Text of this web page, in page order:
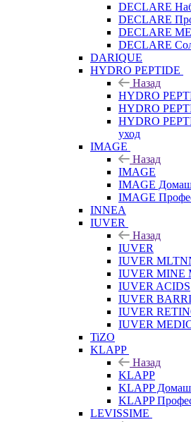
DECLARE
DECLARE
DECLARE
DECLARE
DARIQUE
HYDRO PEPTIDE
Назад
HYDRO
HYDRO
HYDRO
уход
IMAGE
Назад
IMAGE
IMAGE
IMAGE
INNEA
IUVER
Назад
IUVER
IUVER
IUVER MINE
IUVER ACIDS
IUVER
IUVER
IUVER
TiZO
KLAPP
Назад
KLAPP
KLAPP
KLAPP
LEVISSIME